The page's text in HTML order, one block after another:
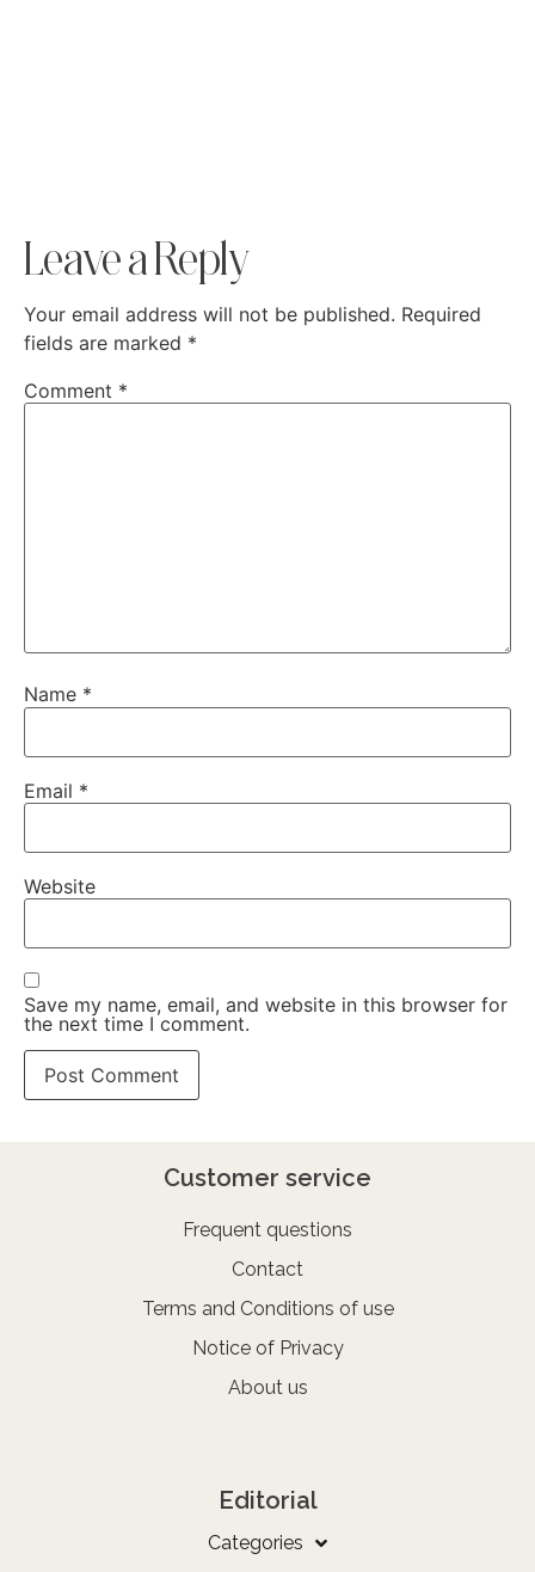
Leave a Reply
Your email address will not be published. Required
fields are marked *
Comment *
Name *
Email *
Website
Save my name, email, and website in this browser for
the next time I comment.
Customer service
Frequent questions
Contact
Terms and Conditions of use
Notice of Privacy
About us
Editorial
Categories